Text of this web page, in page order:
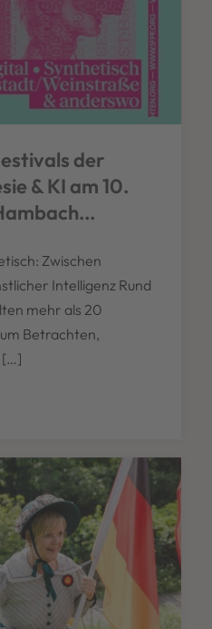
der
& KI am 10.
Zwischen
Intelligenz Rund
mehr als 20
Betrachten,
[…]